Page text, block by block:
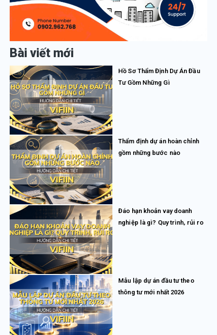
Bài viết mới
Hồ Sơ Thẩm Định Dự Án Đầu
Tư Gồm Những Gì
Thẩm định dự án hoàn chỉnh
gồm những bước nào
Đáo hạn khoản vay doanh
nghiệp là gì? Quy trình, rủi ro
Mẫu lập dự án đầu tư theo
thông tư mới nhất 2026